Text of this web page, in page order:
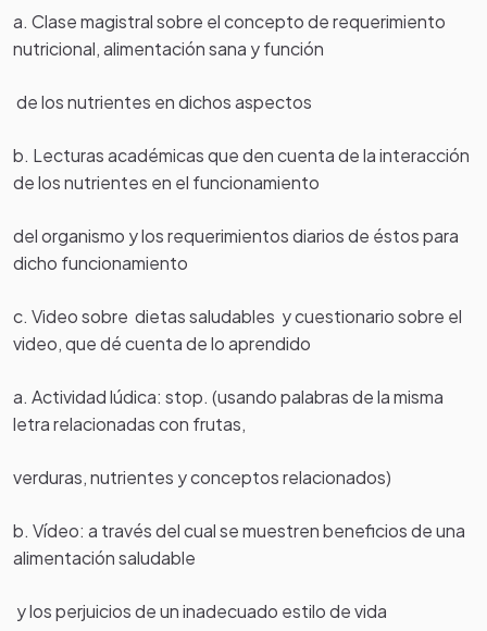
a. Clase magistral sobre el concepto de requerimiento
nutricional, alimentación sana y función
de los nutrientes en dichos aspectos
b. Lecturas académicas que den cuenta de la interacción
de los nutrientes en el funcionamiento
del organismo y los requerimientos diarios de éstos para
dicho funcionamiento
c. Video sobre dietas saludables y cuestionario sobre el
video, que dé cuenta de lo aprendido
a. Actividad lúdica: stop. (usando palabras de la misma
letra relacionadas con frutas,
verduras, nutrientes y conceptos relacionados)
b. Vídeo: a través del cual se muestren beneficios de una
alimentación saludable
y los perjuicios de un inadecuado estilo de vida